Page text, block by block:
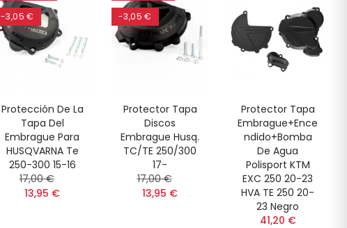
-3,05 €
Protección De La
Tapa Del
Embrague Para
HUSQVARNA Te
250-300 15-16
17,00 €
13,95 €
-3,05 €
Protector Tapa
Discos
Embrague Husq.
TC/TE 250/300
17-
17,00 €
13,95 €
Protector Tapa
Embrague+Ence
Ndido+Bomba
De Agua
Polisport KTM
EXC 250 20-23
HVA TE 250 20-
23 Negro
41,20 €